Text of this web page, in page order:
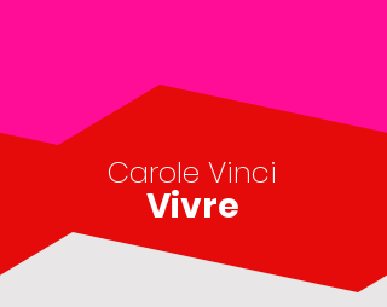
Carole Vinci
Vivre